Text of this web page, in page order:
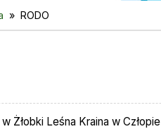
RODO
Żłobki Leśna Kraina w Człopie